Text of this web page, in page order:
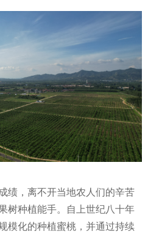
绩，离不开当地农人们的辛苦
树种植能手。自上世纪八十年
模化的种植蜜桃，并通过持续